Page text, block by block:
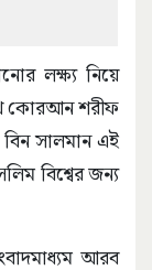
লক্ষ্য নিয়ে
কোরআন শরীফ
বিন সালমান এই
বিশ্বের জন্য
আরব